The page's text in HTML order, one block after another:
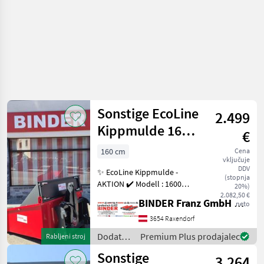
Rabljeni stroj
Sonstige EcoLine
Kippmulde 1600
PRO DW
2.499
€
Cena
vključuje
DDV
(stopnja
20%)
2.082,50 €
neto
160 cm
✨ EcoLine Kippmulde -
AKTION ✔️ Modell : 1600
Ausführung ✔️ hydraulisch
DW. kippbar ✔️ mit 2-fach
Aufnahme ✔️ Kat.II + EURO
✔️ Arbeits
BINDER Franz GmbH & CoKG
3654 Raxendorf
Dodatna
oprema
za
Premium Plus prodajalec
Sonstige